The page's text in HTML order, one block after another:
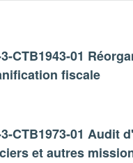
CTB1943-01
fiscale
CTB1973-01 Audit
et autres